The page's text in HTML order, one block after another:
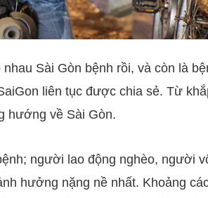
Sài Gòn bệnh rồi, và còn là
liên tục được chia sẻ. Từ
hướng về Sài Gòn.
người lao động nghèo, người
hưởng nặng nề nhất. Khoảng